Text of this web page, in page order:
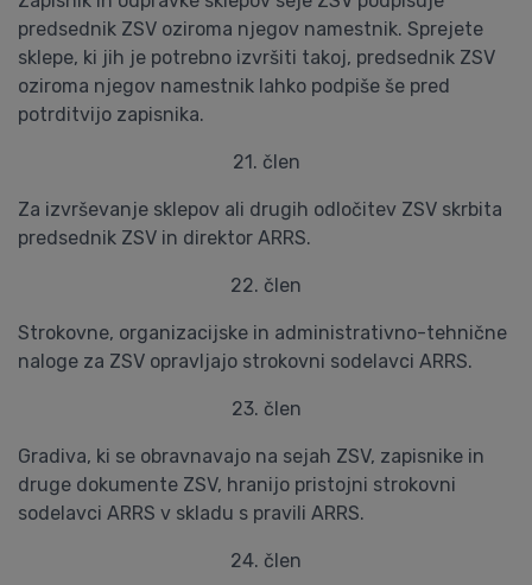
predsednik ZSV oziroma njegov namestnik. Sprejete
sklepe, ki jih je potrebno izvršiti takoj, predsednik ZSV
oziroma njegov namestnik lahko podpiše še pred
potrditvijo zapisnika.
21. člen
Za izvrševanje sklepov ali drugih odločitev ZSV skrbita
predsednik ZSV in direktor ARRS.
22. člen
Strokovne, organizacijske in administrativno-tehnične
naloge za ZSV opravljajo strokovni sodelavci ARRS.
23. člen
Gradiva, ki se obravnavajo na sejah ZSV, zapisnike in
druge dokumente ZSV, hranijo pristojni strokovni
sodelavci ARRS v skladu s pravili ARRS.
24. člen